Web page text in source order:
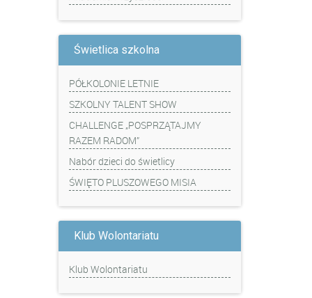
Świetlica szkolna
PÓŁKOLONIE LETNIE
SZKOLNY TALENT SHOW
CHALLENGE „POSPRZĄTAJMY
RAZEM RADOM”
Nabór dzieci do świetlicy
ŚWIĘTO PLUSZOWEGO MISIA
Klub Wolontariatu
Klub Wolontariatu